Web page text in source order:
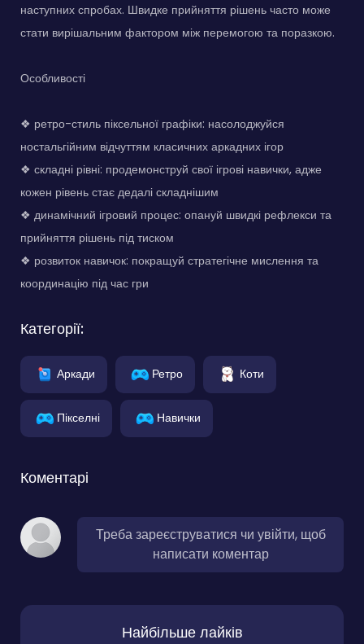
наступних спробах. Швидке прийняття рішень часто може
стати вирішальним фактором між перемогою та поразкою.
Особливості
❖ ретро-стиль піксельної графіки: насолоджуйся
ностальгійним відчуттям класичних аркадних ігор
❖ складні рівні: продемонструй свої ігрові навички, адже
кожен рівень стає дедалі складнішим
❖ динамічний ігровий процес: опануй швидкі рефлекси та
прийняття рішень під тиском
❖ розвиток навичок: покращуй стратегічне мислення та
координацію під час гри
Категорії:
Аркади Ретро Коти
Пікселні Навички
Коментарі
Треба зареєструватися чи увійти, щоб
написати коментар
Найбільше лайків